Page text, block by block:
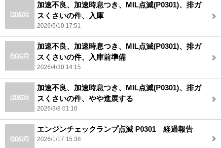
加速不良、加速時息つき、MIL点滅(P0301)、排ガ
スくさいの件、入庫
2026/5/10 17:51
加速不良、加速時息つき、MIL点滅(P0301)、排ガ
スくさいの件、入庫前準備
2026/4/30 14:15
加速不良、加速時息つき、MIL点滅(P0301)、排ガ
スくさいの件、やや進展する
2026/3/8 01:10
エンジンチェックランプ点滅 P0301 経過報告
2026/1/17 15:38